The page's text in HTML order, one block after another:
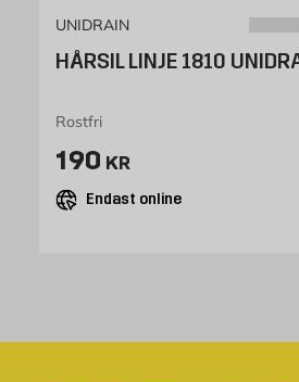
UNIDRAIN
HÅRSIL LINJE 1810
Rostfri
Pris 190 kr
190 KR
Endast online